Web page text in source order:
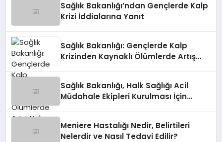
Sağlık Bakanlığı’ndan Gençlerde Kalp
Krizi İddialarına Yanıt
Sağlık Bakanlığı: Gençlerde Kalp
Krizinden Kaynaklı Ölümlerde Artış
Sağlık Bakanlığı, Halk Sağlığı Acil
Müdahale Ekipleri Kurulması İçin
Meniere Hastalığı Nedir, Belirtileri
Nelerdir ve Nasıl Tedavi Edilir?